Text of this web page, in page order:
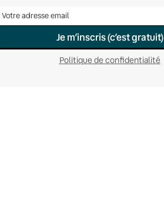
Je m’inscris (c’est gratuit)
Politique de confidentialité